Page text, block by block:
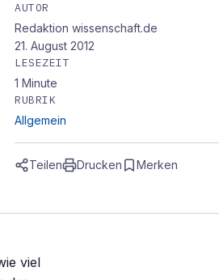
AUTOR
Redaktion wissenschaft.de
21. August 2012
LESEZEIT
1 Minute
RUBRIK
Allgemein
Teilen Drucken Merken
viel